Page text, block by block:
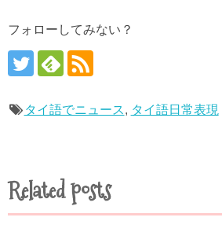
フォローしてみない？
タイ語でニュース, タイ語日常表現
Related posts